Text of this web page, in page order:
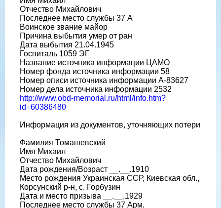
Отчество Михайлович
Последнее место службы 37 А
Воинское звание майор
Причина выбытия умер от ран
Дата выбытия 21.04.1945
Госпиталь 1059 ЭГ
Название источника информации ЦАМО
Номер фонда источника информации 58
Номер описи источника информации А-83627
Номер дела источника информации 2532
http://www.obd-memorial.ru/html/info.htm?
id=60386480
Информация из документов, уточняющих потери
Фамилия Томашевский
Имя Михаил
Отчество Михайлович
Дата рождения/Возраст __.__.1910
Место рождения Украинская ССР, Киевская обл.,
Корсунский р-н, с. Горбузин
Дата и место призыва __.__.1929
Последнее место службы 37 Арм.